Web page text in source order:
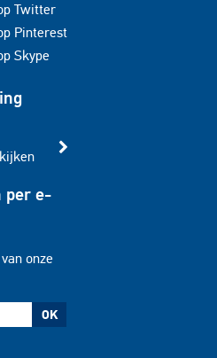
Twitter
Pinterest
Skype
per e-
onze
OK